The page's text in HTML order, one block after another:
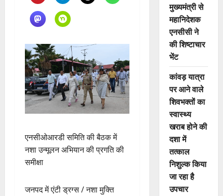
एनसीओआरडी समिति की बैठक में
नशा उन्मूलन अभियान की प्रगति की
समीक्षा
जनपद में एंटी ड्रग्स / नशा मुक्ति
मुख्यमंत्री से
महानिदेशक
एनसीसी ने
की शिष्टाचार
भेंट
कांवड़ यात्रा
पर आने वाले
शिवभक्तों का
स्वास्थ्य
खराब होने की
दशा में
तत्काल
निशुल्क किया
जा रहा है
उपचार